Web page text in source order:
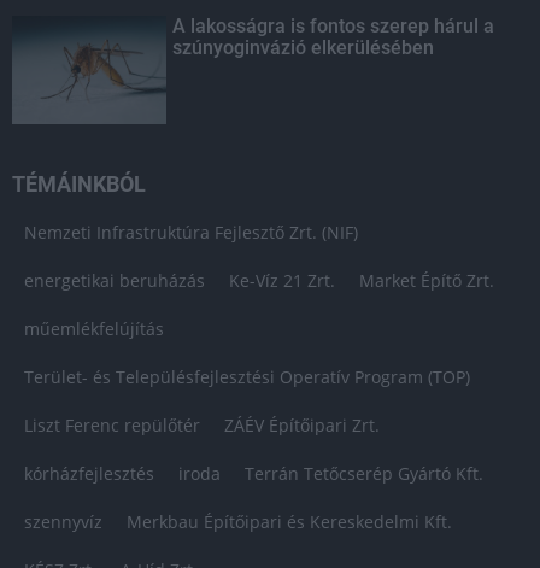
A lakosságra is fontos szerep hárul a
szúnyoginvázió elkerülésében
TÉMÁINKBÓL
Nemzeti Infrastruktúra Fejlesztő Zrt. (NIF)
energetikai beruházás Ke-Víz 21 Zrt. Market Építő Zrt.
műemlékfelújítás
Terület- és Településfejlesztési Operatív Program (TOP)
Liszt Ferenc repülőtér ZÁÉV Építőipari Zrt.
kórházfejlesztés iroda Terrán Tetőcserép Gyártó Kft.
szennyvíz Merkbau Építőipari és Kereskedelmi Kft.